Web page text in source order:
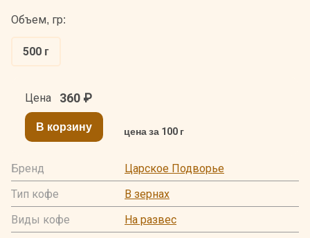
Объем, гр:
500 г
Цена 360 ₽
В корзину цена за 100 г
Бренд
Царское Подворье
Тип кофе
В зернах
Виды кофе
На развес